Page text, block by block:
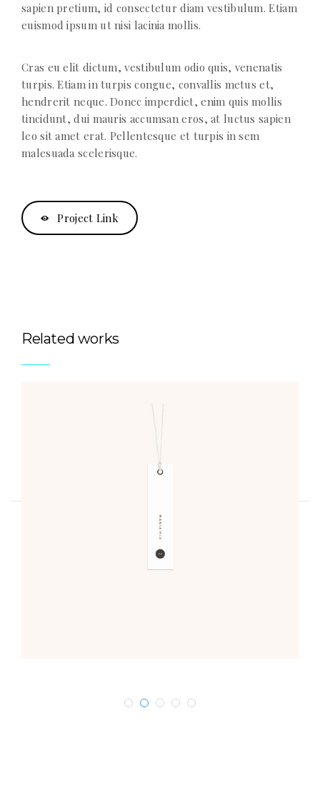
sapien pretium, id consectetur diam vestibulum. Etiam
euismod ipsum ut nisi lacinia mollis.
Cras eu elit dictum, vestibulum odio quis, venenatis
turpis. Etiam in turpis congue, convallis metus et,
hendrerit neque. Donec imperdiet, enim quis mollis
tincidunt, dui mauris accumsan eros, at luctus sapien
leo sit amet erat. Pellentesque et turpis in sem
malesuada scelerisque.
Project Link
Related works
Branding